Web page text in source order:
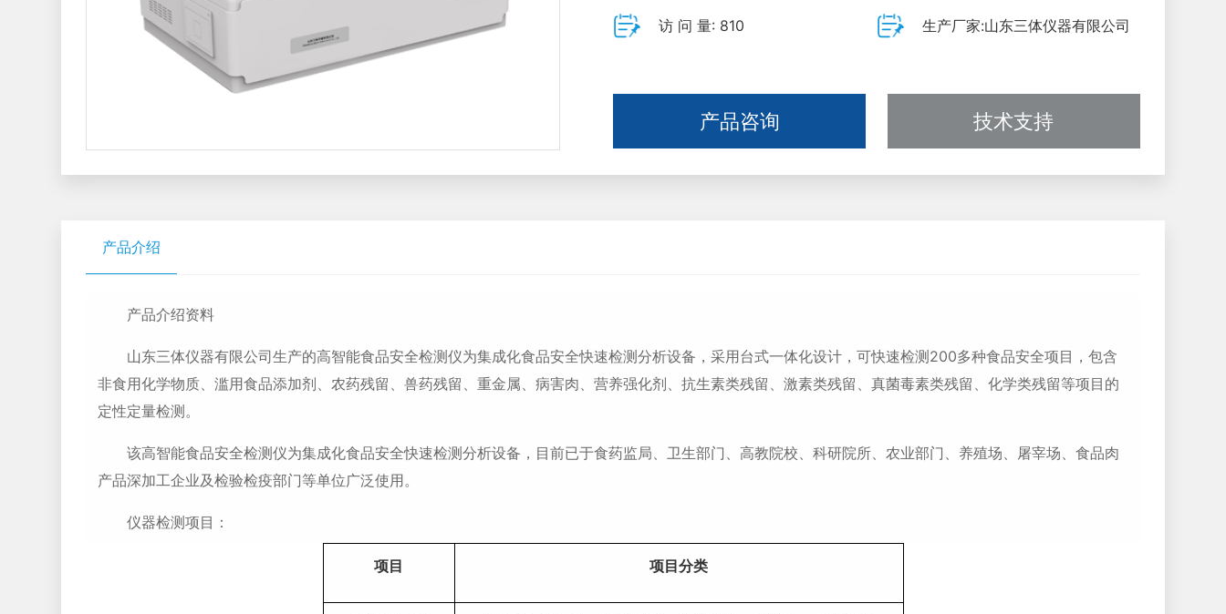
访 问 量: 810 生产厂家:山东三体仪器有限公司
产品咨询 技术支持
产品介绍
产品介绍资料
山东三体仪器有限公司生产的高智能食品安全检测仪为集成化食品安全快速检测分析设备，采用台式一体化设计，可快速检测200多种食品安全项目，包含
非食用化学物质、滥用食品添加剂、农药残留、兽药残留、重金属、病害肉、营养强化剂、抗生素类残留、激素类残留、真菌毒素类残留、化学类残留等项目的
定性定量检测。
该高智能食品安全检测仪为集成化食品安全快速检测分析设备，目前已于食药监局、卫生部门、高教院校、科研院所、农业部门、养殖场、屠宰场、食品肉
产品深加工企业及检验检疫部门等单位广泛使用。
仪器检测项目：
项目 项目分类